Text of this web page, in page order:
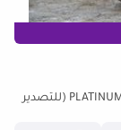
تويوتا كراون PLATINUM TOYOTA CROWN 2.5 MID HEV -2026YM (للتصدير